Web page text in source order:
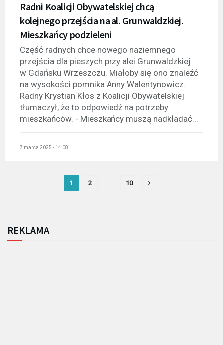
Radni Koalicji Obywatelskiej chcą
kolejnego przejścia na al. Grunwaldzkiej.
Mieszkańcy podzieleni
Część radnych chce nowego naziemnego
przejścia dla pieszych przy alei Grunwaldzkiej
w Gdańsku Wrzeszczu. Miałoby się ono znaleźć
na wysokości pomnika Anny Walentynowicz.
Radny Krystian Kłos z Koalicji Obywatelskiej
tłumaczył, że to odpowiedź na potrzeby
mieszkańców. - Mieszkańcy muszą nadkładać...
7 marca 2025 - 14:08
1 2 10
REKLAMA